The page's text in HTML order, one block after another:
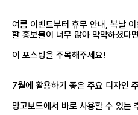
여름 이벤트부터 휴무 안내, 복날
할 홍보물이 너무 많아 막막하셨다
이 포스팅을 주목해주세요!
7월에 활용하기 좋은 주요 디자인
망고보드에서 바로 사용할 수 있는